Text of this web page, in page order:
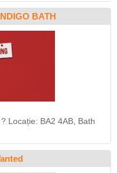
BATH
Locație: BA2 4AB, Bath